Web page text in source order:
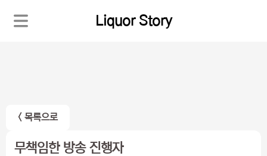
Liquor Story
< 목록으로
무책임한 방송 진행자